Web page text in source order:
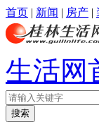
首页 | 新闻 | 房产 |
生活网